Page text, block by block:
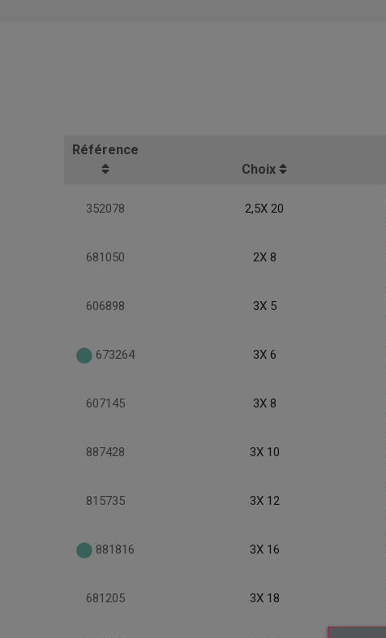
Référence
Choix
352078 2,5X 20
681050 2X 8
606898 3X 5
673264 3X 6
607145 3X 8
887428 3X 10
815735 3X 12
881816 3X 16
681205 3X 18